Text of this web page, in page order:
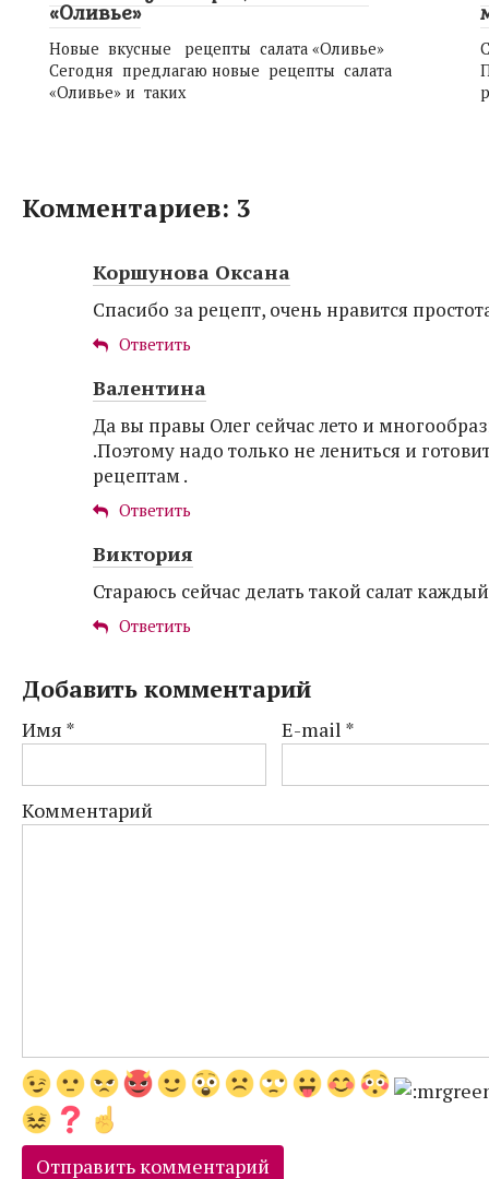
«Оливье»
Новые вкусные рецепты салата «Оливье»
Сегодня предлагаю новые рецепты салата
«Оливье» и таких
Комментариев: 3
Коршунова Оксана
Спасибо за рецепт, очень нравится
Ответить
Валентина
Да вы правы Олег сейчас лето и
.Поэтому надо только не лениться и
рецептам .
Ответить
Виктория
Стараюсь сейчас делать такой салат
Ответить
Добавить комментарий
Имя * E-mail *
Комментарий